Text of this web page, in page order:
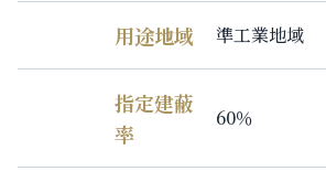
用途地域 準工業地域
指定建蔽
率
60％